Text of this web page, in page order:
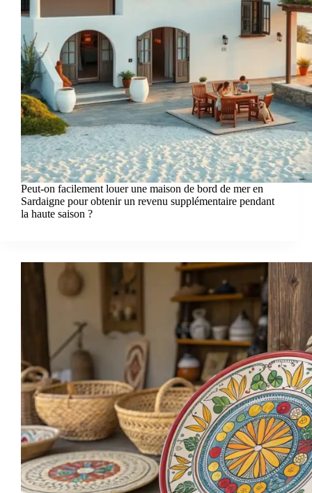
Peut-on facilement louer une maison de bord de mer en
Sardaigne pour obtenir un revenu supplémentaire pendant
la haute saison ?